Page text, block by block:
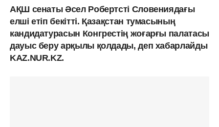
АҚШ сенаты Әсел Робертсті Словениядағы
елші етіп бекітті. Қазақстан тумасының
кандидатурасын Конгрестің жоғарғы палатасы
дауыс беру арқылы қолдады, деп хабарлайды
KAZ.NUR.KZ.